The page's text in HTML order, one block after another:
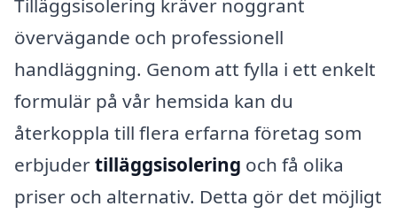
Tilläggsisolering kräver noggrant
övervägande och professionell
handläggning. Genom att fylla i ett enkelt
formulär på vår hemsida kan du
återkoppla till flera erfarna företag som
erbjudertilläggsisolering och få olika
priser och alternativ. Detta gör det möjligt